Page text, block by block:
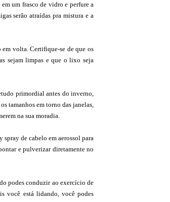
um frasco de vidro e perfure a
serão atraídas pra mistura e a
em volta. Certifique-se de que os
sejam limpas e que o lixo seja
primordial antes do inverno,
tamanhos em torno das janelas,
na sua moradia.
spray de cabelo em aerossol para
e pulverizar diretamente no
podes conduzir ao exercício de
você está lidando, você podes